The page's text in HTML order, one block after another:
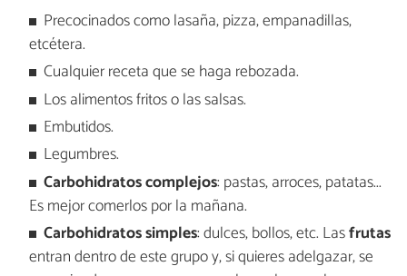
Precocinados como lasaña, pizza, empanadillas,
etcétera.
Cualquier receta que se haga rebozada.
Los alimentos fritos o las salsas.
Embutidos.
Legumbres.
Carbohidratos complejos: pastas, arroces, patatas...
Es mejor comerlos por la mañana.
Carbohidratos simples: dulces, bollos, etc. Lasfrutas
entran dentro de este grupo y, si quieres adelgazar, se